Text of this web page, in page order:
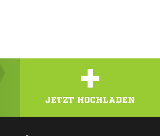
+
JETZT HOCHLADEN